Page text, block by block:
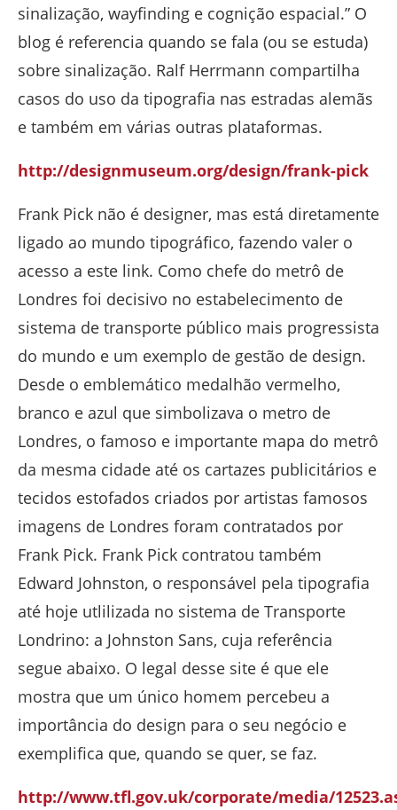
sinalização, wayfinding e cognição espacial.” O
blog é referencia quando se fala (ou se estuda)
sobre sinalização. Ralf Herrmann compartilha
casos do uso da tipografia nas estradas alemãs
e também em várias outras plataformas.
http://designmuseum.org/design/frank-pick
Frank Pick não é designer, mas está diretamente
ligado ao mundo tipográfico, fazendo valer o
acesso a este link. Como chefe do metrô de
Londres foi decisivo no estabelecimento de
sistema de transporte público mais progressista
do mundo e um exemplo de gestão de design.
Desde o emblemático medalhão vermelho,
branco e azul que simbolizava o metro de
Londres, o famoso e importante mapa do metrô
da mesma cidade até os cartazes publicitários e
tecidos estofados criados por artistas famosos
imagens de Londres foram contratados por
Frank Pick. Frank Pick contratou também
Edward Johnston, o responsável pela tipografia
até hoje utlilizada no sistema de Transporte
Londrino: a Johnston Sans, cuja referência
segue abaixo. O legal desse site é que ele
mostra que um único homem percebeu a
importância do design para o seu negócio e
exemplifica que, quando se quer, se faz.
http://www.tfl.gov.uk/corporate/media/